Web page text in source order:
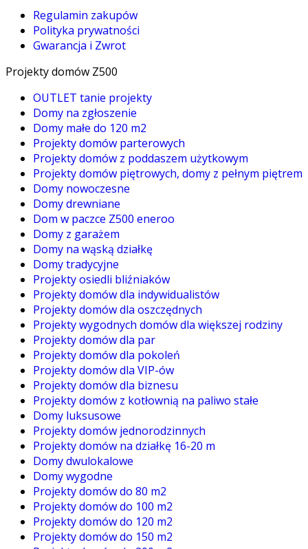
Regulamin zakupów
Polityka prywatności
Gwarancja i Zwrot
Projekty domów Z500
OUTLET tanie projekty
Domy na zgłoszenie
Domy małe do 120 m2
Projekty domów parterowych
Projekty domów z poddaszem użytkowym
Projekty domów piętrowych, domy z pełnym piętrem
Domy nowoczesne
Domy drewniane
Dom w paczce Z500 eneroo
Domy z garażem
Domy na wąską działkę
Domy tradycyjne
Projekty osiedli bliźniaków
Projekty domów dla indywidualistów
Projekty domów dla oszczędnych
Projekty wygodnych domów dla większej rodziny
Projekty domów dla par
Projekty domów dla pokoleń
Projekty domów dla VIP-ów
Projekty domów dla biznesu
Projekty domów z kotłownią na paliwo stałe
Domy luksusowe
Projekty domów jednorodzinnych
Projekty domów na działkę 16-20 m
Domy dwulokalowe
Domy wygodne
Projekty domów do 80 m2
Projekty domów do 100 m2
Projekty domów do 120 m2
Projekty domów do 150 m2